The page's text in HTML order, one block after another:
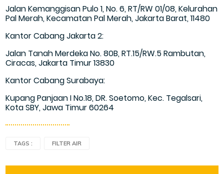
Jalan Kemanggisan Pulo 1, No. 6, RT/RW 01/08, Kelurahan
Pal Merah, Kecamatan Pal Merah, Jakarta Barat, 11480
Kantor Cabang Jakarta 2:
Jalan Tanah Merdeka No. 80B, RT.15/RW.5 Rambutan,
Ciracas, Jakarta Timur 13830
Kantor Cabang Surabaya:
Kupang Panjaan I No.18, DR. Soetomo, Kec. Tegalsari,
Kota SBY, Jawa Timur 60264
TAGS : FILTER AIR